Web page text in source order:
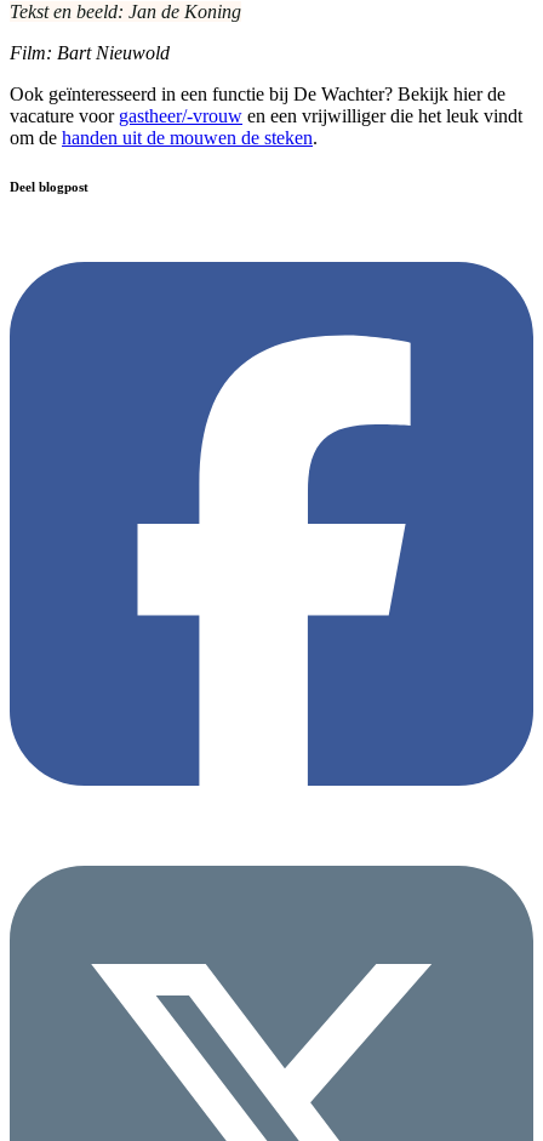
Tekst en beeld: Jan de Koning
Film: Bart Nieuwold
Ook geïnteresseerd in een functie bij De Wachter? Bekijk hier de
vacature voor gastheer/-vrouw en een vrijwilliger die het leuk vindt
om de handen uit de mouwen de steken.
Deel blogpost